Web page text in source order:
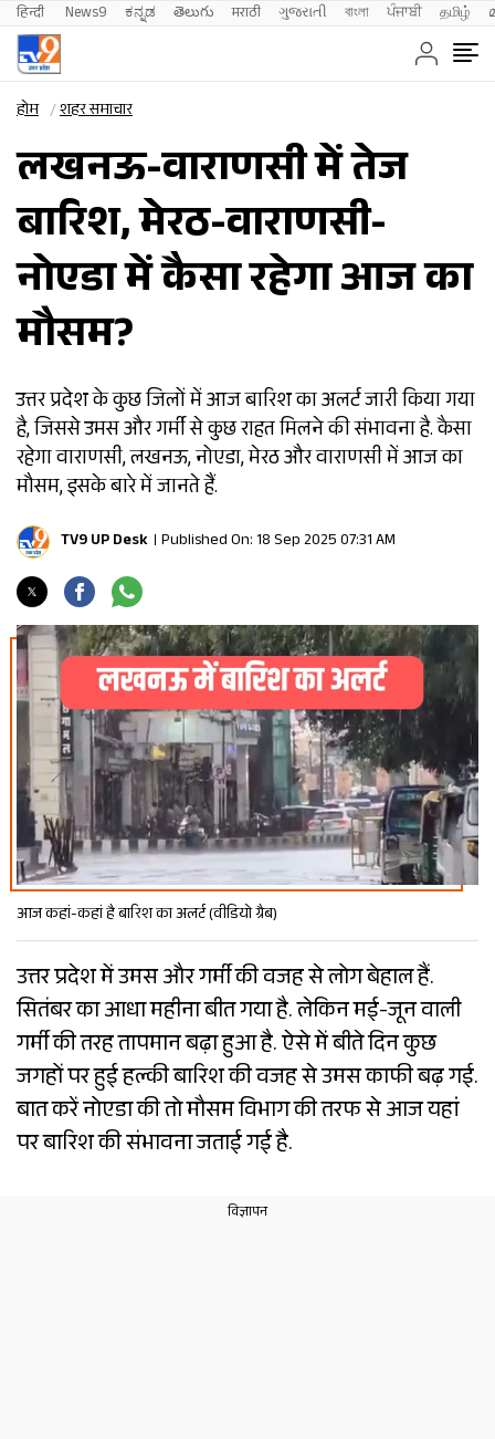
हिन्दी News9 ಕನ್ನಡ తెలుగు मराठी ગુજરાતી বাংলা ਪੰਜਾਬੀ தமிழ்
होम शहर समाचार
लखनऊ-वाराणसी में तेज
बारिश, मेरठ-वाराणसी-
नोएडा में कैसा रहेगा आज का
मौसम?
उत्तर प्रदेश के कुछ जिलों में आज बारिश का अलर्ट जारी किया गया
है, जिससे उमस और गर्मी से कुछ राहत मिलने की संभावना है. कैसा
रहेगा वाराणसी, लखनऊ, नोएडा, मेरठ और वाराणसी में आज का
मौसम, इसके बारे में जानते हैं.
TV9 UP Desk Published On: 18 Sep 2025 07:31 AM
आज कहां-कहां है बारिश का अलर्ट (वीडियो ग्रैब)
उत्तर प्रदेश में उमस और गर्मी की वजह से लोग बेहाल हैं.
सितंबर का आधा महीना बीत गया है. लेकिन मई-जून वाली
गर्मी की तरह तापमान बढ़ा हुआ है. ऐसे में बीते दिन कुछ
जगहों पर हुई हल्की बारिश की वजह से उमस काफी बढ़ गई.
बात करें नोएडा की तो मौसम विभाग की तरफ से आज यहां
पर बारिश की संभावना जताई गई है.